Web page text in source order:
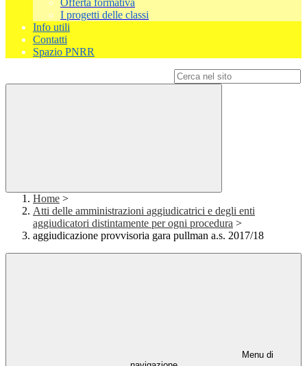
Offerta formativa
I progetti delle classi
Info utili
Contatti
Spazio PNRR
Home >
Atti delle amministrazioni aggiudicatrici e degli enti
aggiudicatori distintamente per ogni procedura >
aggiudicazione provvisoria gara pullman a.s. 2017/18
Menu di